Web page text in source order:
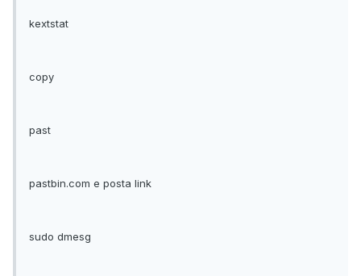
kextstat
copy
past
pastbin.com e posta link
sudo dmesg